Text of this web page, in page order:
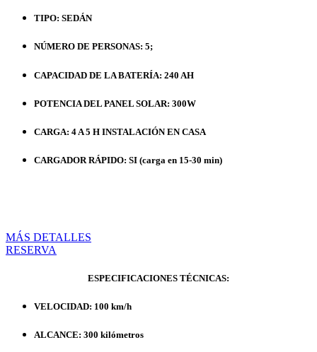
TIPO: SEDÁN
NÚMERO DE PERSONAS: 5;
CAPACIDAD DE LA BATERÍA: 240 AH
POTENCIA DEL PANEL SOLAR: 300W
CARGA: 4 A 5 H INSTALACIÓN EN CASA
CARGADOR RÁPIDO: SI (carga en 15-30 min)
MÁS DETALLES
RESERVA
ESPECIFICACIONES TÉCNICAS:
VELOCIDAD: 100 km/h
ALCANCE: 300 kilómetros